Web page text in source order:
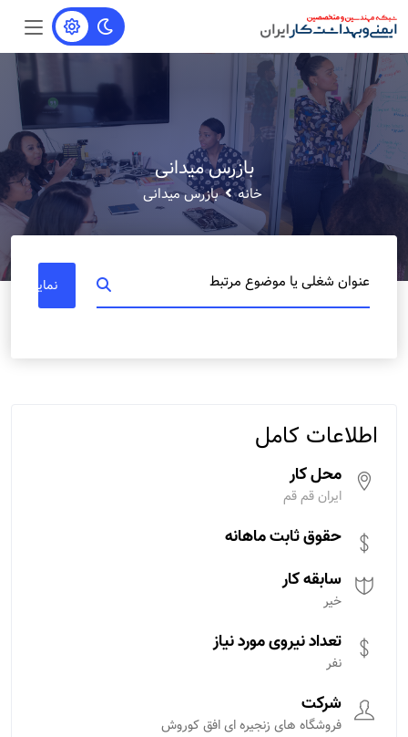
بازرس میدانی
خانه بازرس میدانی
عنوان شغلی یا موضوع مرتبط نمایش
اطلاعات کامل
محل کار
ایران قم قم
حقوق ثابت ماهانه
سابقه کار
خیر
تعداد نیروی مورد نیاز
نفر
شرکت
فروشگاه های زنجیره ای افق کوروش